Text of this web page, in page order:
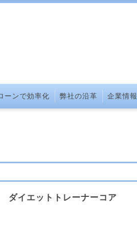
ーンで効率化 弊社の沿革 企業情報
ダイエットトレーナーコア